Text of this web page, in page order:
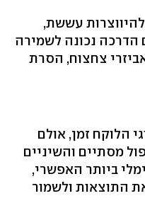
עששת,
הדרכה נכונה לשמירה
צחצוח, הסרת
הלוקח זמן, אולם
מסתיים והשיניים
ביותר האפשרי,
התוצאות ולשמור